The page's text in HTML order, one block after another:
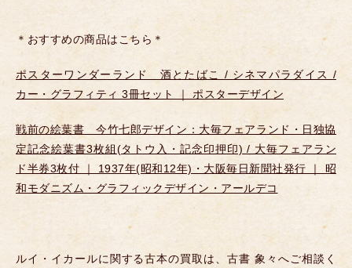
＊おすすめの商品はこちら＊
ポスターワンダーランド 酒とたばこ / シネマパラダイス /
カー・グラフィティ 3冊セット ｜ ポスターデザイン
戦前の絵葉書 今竹七郎デザイン：大毎フェアランド・日独協
定記念絵葉書3枚組(タトウ入・記念印押印) / 大毎フェアラン
ド半券3枚付 ｜ 1937年(昭和12年)・大阪毎日新聞社発行 ｜ 昭
和モダニズム・グラフィックデザイン・アールデコ
ルイ・イカールに関する古本の買取は、古書 象々へご相談く